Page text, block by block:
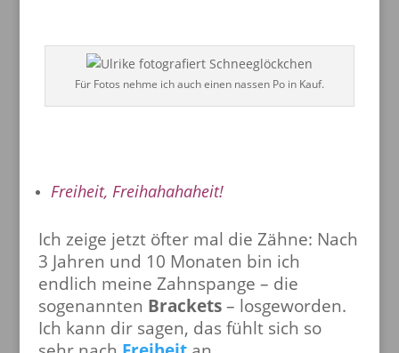
Für Fotos nehme ich auch einen nassen Po in Kauf.
Freiheit, Freihahahaheit!
Ich zeige jetzt öfter mal die Zähne: Nach
3 Jahren und 10 Monaten bin ich
endlich meine Zahnspange – die
sogenannten Brackets– losgeworden.
Ich kann dir sagen, das fühlt sich so